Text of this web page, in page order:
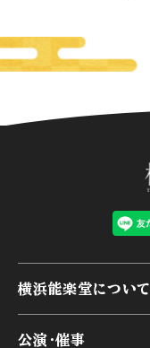
横浜能楽堂について
公演・催事